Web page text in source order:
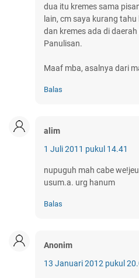
dua itu kremes sama
lain, cm saya kurang
dan kremes ada di
Panulisan.
Maaf mba, asalnya dari
Balas
alim
1 Juli 2011 pukul 14.41
nupuguh mah cabe
usum.a. urg hanum
Balas
Anonim
13 Januari 2012 pukul